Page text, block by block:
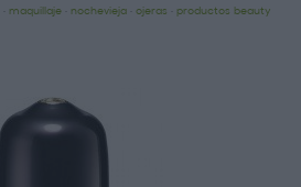
maquillaje· nochevieja· ojeras productos beauty